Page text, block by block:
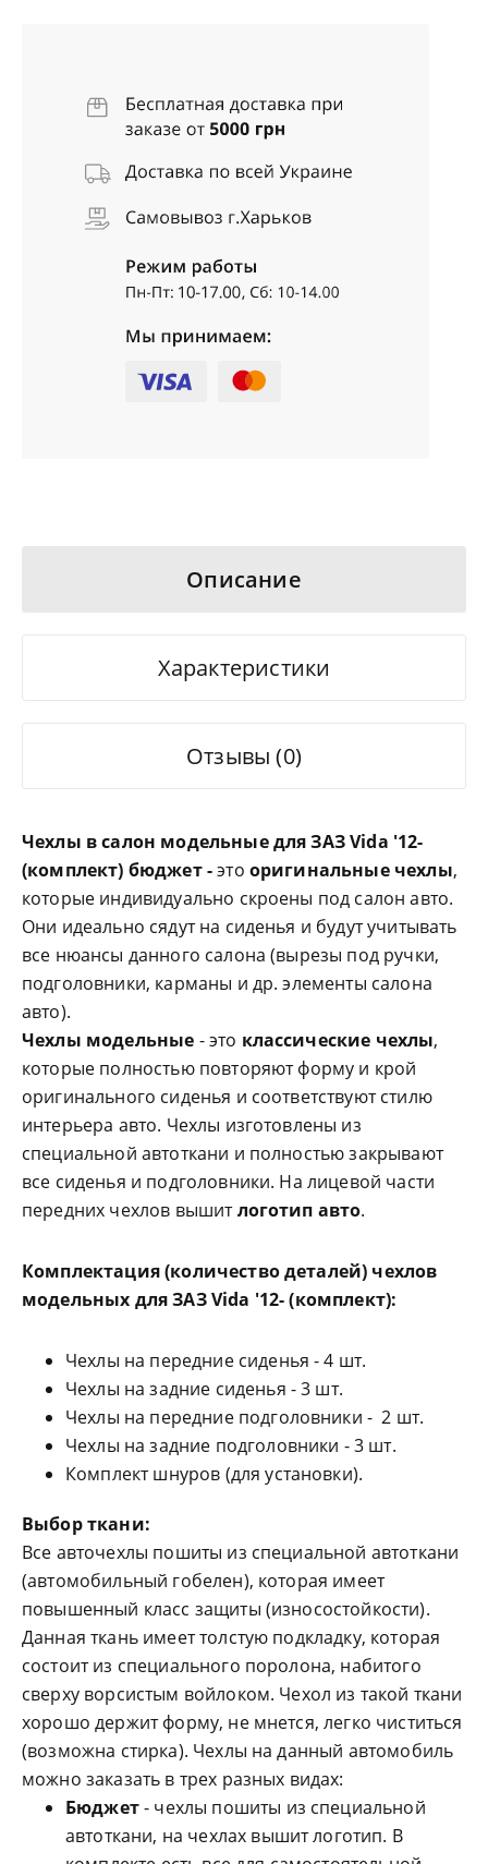
Описание
Характеристики
Отзывы (0)
Чехлы в салон модельные для ЗАЗ Vida '12-
(комплект) бюджет -это оригинальные чехлы,
которые индивидуально скроены под салон авто.
Они идеально сядут на сиденья и будут учитывать
все нюансы данного салона (вырезы под ручки,
подголовники, карманы и др. элементы салона
авто).
Чехлы модельные - это классические чехлы,
которые полностью повторяют форму и крой
оригинального сиденья и соответствуют стилю
интерьера авто. Чехлы изготовлены из
специальной автоткани и полностью закрывают
все сиденья и подголовники. На лицевой части
передних чехлов вышитлоготип авто.
Комплектация (количество деталей) чехлов
модельных дляЗАЗ Vida '12- (комплект):
Чехлы на передние сиденья - 4 шт.
Чехлы на задние сиденья - 3 шт.
Чехлы на передние подголовники - 2 шт.
Чехлы на задние подголовники - 3 шт.
Комплект шнуров (для установки).
Выбор ткани:
Все авточехлы пошиты из специальной автоткани
(автомобильный гобелен), которая имеет
повышенный класс защиты (износостойкости).
Данная ткань имеет толстую подкладку, которая
состоит из специального поролона, набитого
сверху ворсистым войлоком. Чехол из такой ткани
хорошо держит форму, не мнется, легко чиститься
(возможна стирка). Чехлы на данный автомобиль
можно заказать в трех разных видах:
Бюджет- чехлы пошиты из специальной
автоткани, на чехлах вышит логотип. В